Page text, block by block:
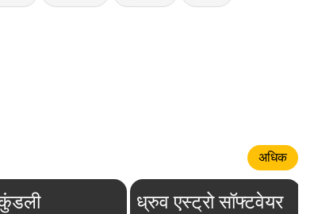
अधिक
ध्रुव एस्ट्रो सॉफ्टवेयर